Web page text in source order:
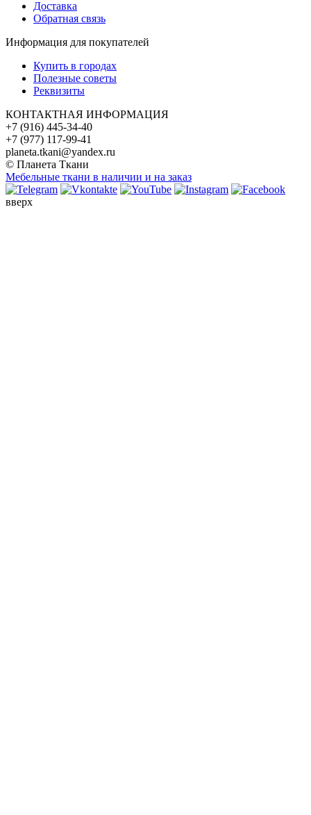
Доставка
Обратная связь
Информация для покупателей
Купить в городах
Полезные советы
Реквизиты
КОНТАКТНАЯ ИНФОРМАЦИЯ
+7 (916) 445-34-40
+7 (977) 117-99-41
planeta.tkani@yandex.ru
© Планета Ткани
Мебельные ткани в наличии и на заказ
вверх